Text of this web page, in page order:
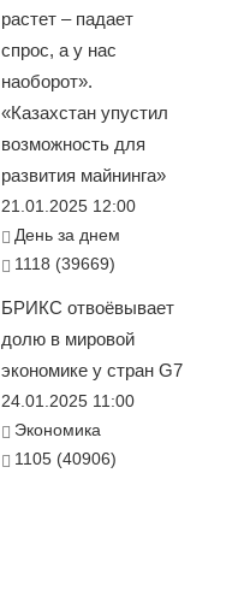
растет – падает
спрос, а у нас
наоборот».
«Казахстан упустил
возможность для
развития майнинга»
21.01.2025 12:00
День за днем
1118 (39669)
БРИКС отвоёвывает
долю в мировой
экономике у стран G7
24.01.2025 11:00
Экономика
1105 (40906)